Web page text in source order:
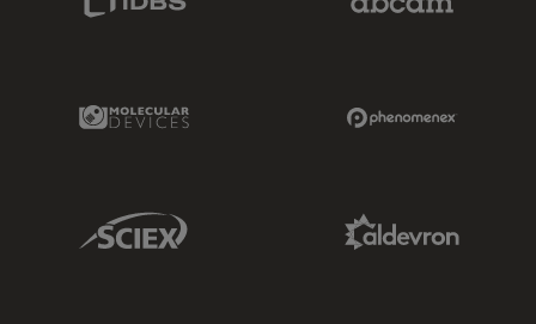
Molecular Devices Link
Sciex Link